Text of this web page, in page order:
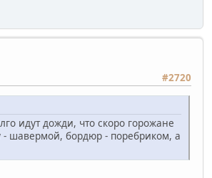
#2720
идут дожди, что скоро горожане
- шавермой, бордюр - поребриком, а